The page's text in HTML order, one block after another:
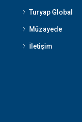
Turyap Global
Müzayede
İletişim